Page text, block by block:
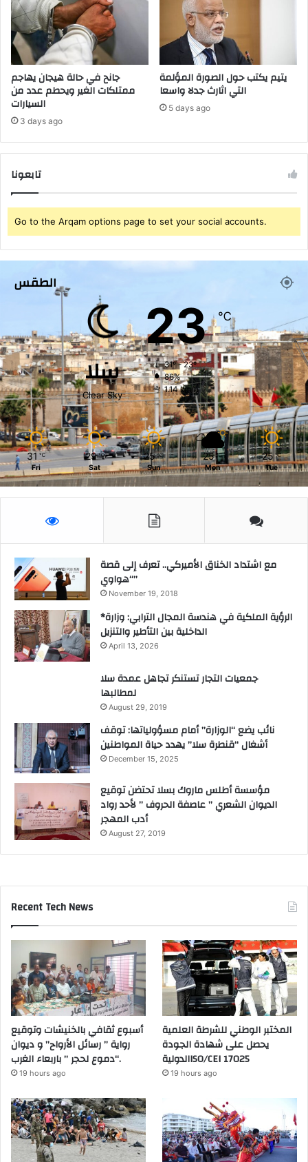
ت
ح
ا
م
ي
ة
ح
ل
ي
ة
ن
ظ
ن
ص
ف
جانح في حالة هيجان يهاجم
ممتلكات الغير ويحطم عدد من
السيارات
3 days ago
يتيم يكتب حول الصورة المؤلمة
التي اثارث جدلا واسعا
5 days ago
تابعونا
Go to the Arqam options page to set your social accounts.
الطقس
سلا
Clear Sky
23℃
31º - 23º
86%
1.14 km/h
31 ℃
Fri
29 ℃
Sat
25 ℃
Sun
25 ℃
Mon
25 ℃
Tue
مع اشتداد الخناق الأميركي.. تعرف إلى قصة
“هواوي”
November 19, 2018
*الرؤية الملكية في هندسة المجال الترابي: وزارة
الداخلية بين التأطير والتنزيل
April 13, 2026
جمعيات التجار تستنكر تجاهل عمدة سلا
لمطالبها
August 29, 2019
نائب يضع “الوزارة” أمام مسؤولياتها: توقف
أشغال “قنطرة سلا” يهدد حياة المواطنين
December 15, 2025
مؤسسة أطلس ماروك بسلا تحتضن توقيع
الديوان الشعري ” عاصفة الحروف ” لأحد رواد
أدب المهجر
August 27, 2019
Recent Tech News
أسبوع ثقافي بالخنيشات وتوقيع
رواية ” رسائل الأرواح” و ديوان
“دموع لحجر ” باربعاء الغرب.
19 hours ago
المختبر الوطني للشرطة العلمية
يحصل على شهادة الجودة
الدوليةISO/CEI 17025
19 hours ago